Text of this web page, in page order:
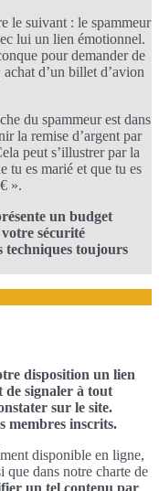
le suivant : le spammeur
lui un lien émotionnel.
pour demander de
d’un billet d’avion
du spammeur est dans
la remise d’argent par
peut s’illustrer par la
tu es marié et que tu es
».
un budget
sécurité
techniques toujours
disposition un lien
de signaler à tout
sur le site.
membres inscrits.
disponible en ligne,
que dans notre charte de
un tel contenu par